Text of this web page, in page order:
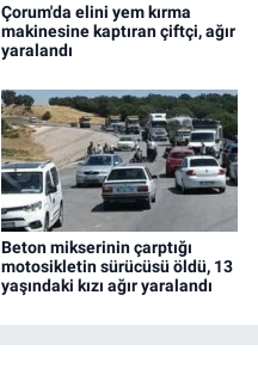
Çorum'da elini yem kırma
makinesine kaptıran çiftçi, ağır
yaralandı
Beton mikserinin çarptığı
motosikletin sürücüsü öldü, 13
yaşındaki kızı ağır yaralandı